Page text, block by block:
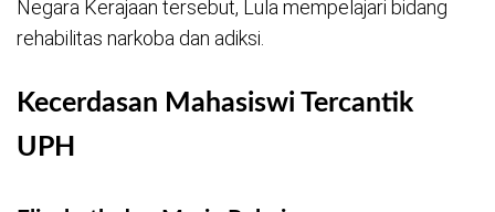
Negara Kerajaan tersebut, Lula mempelajari bidang
rehabilitas narkoba dan adiksi.
Kecerdasan Mahasiswi Tercantik
UPH